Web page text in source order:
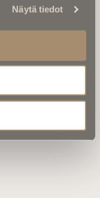
Näytä tiedot